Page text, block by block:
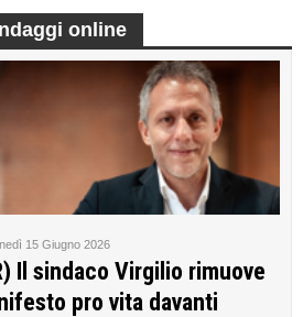
online
15 Giugno 2026
Il sindaco Virgilio rimuove
pro vita davanti